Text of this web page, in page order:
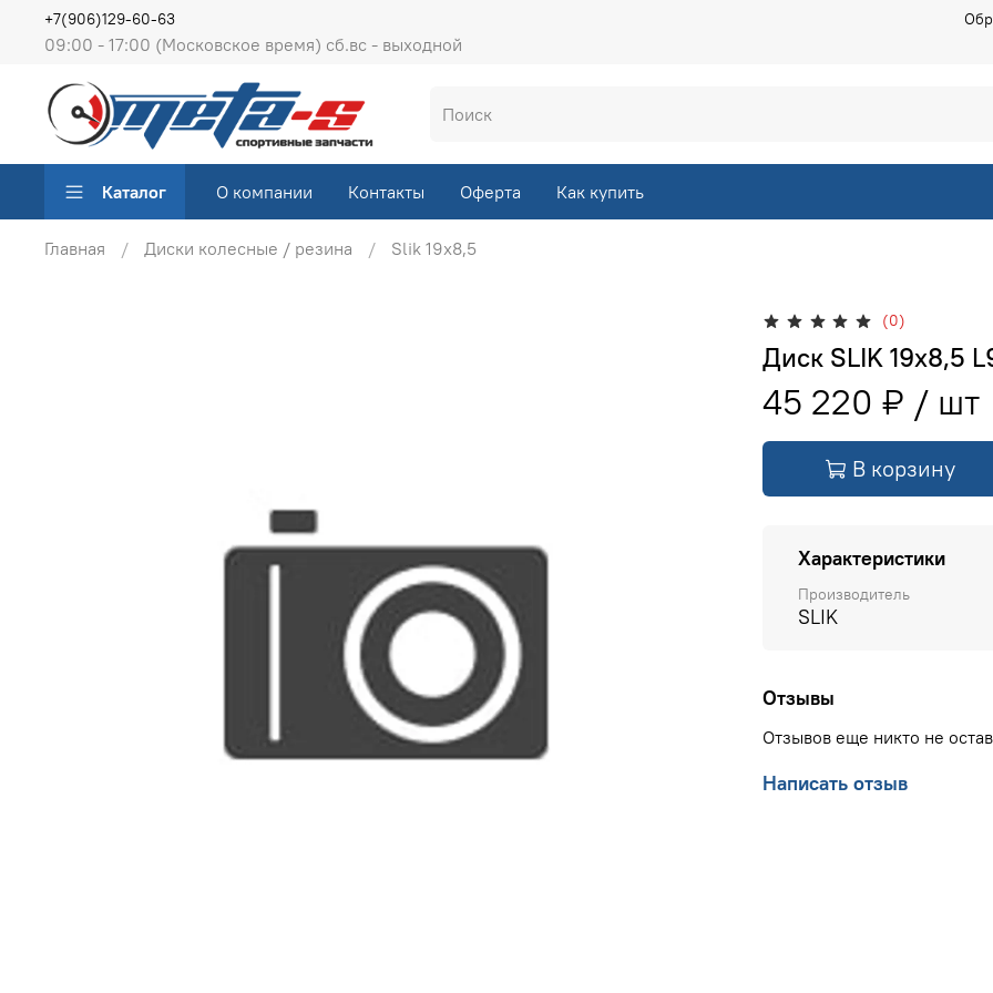
09:00 - 17:00 (Московское время) сб.вс - выходной
+7(906)129-60-63
Каталог О компании Контакты Оферта Как купить
Главная Диски колесные / резина Slik 19х8,5
(0)
Диск SLIK 19х8,5
45 220 ₽
В корзину
Характеристики
Производитель
SLIK
Отзывы
Отзывов еще никто не
Написать отзыв